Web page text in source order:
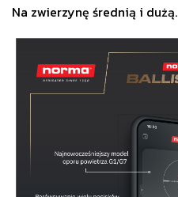
Na zwierzynę średnią i dużą.